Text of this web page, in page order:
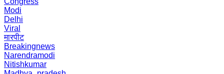
Modi
Delhi
Viral
मारपीट
Breakingnews
Narendramodi
Nitishkumar